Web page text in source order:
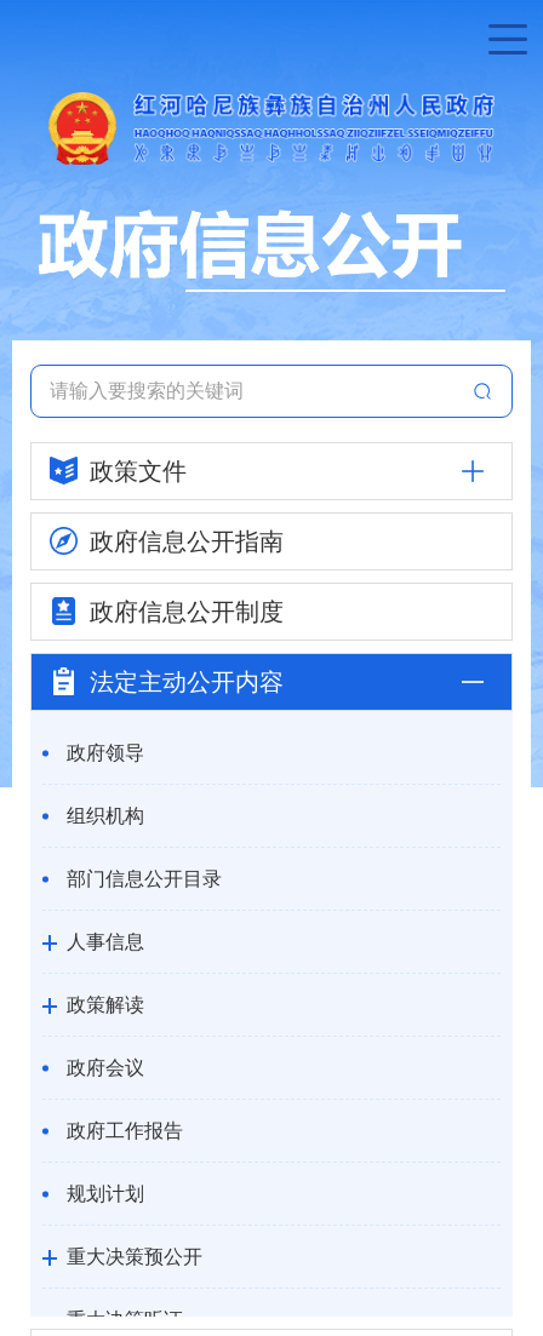
政策文件
政府信息公开指南
政府信息公开制度
法定主动公开内容
政府领导
组织机构
部门信息公开目录
人事信息
政策解读
政府会议
政府工作报告
规划计划
重大决策预公开
重大决策听证